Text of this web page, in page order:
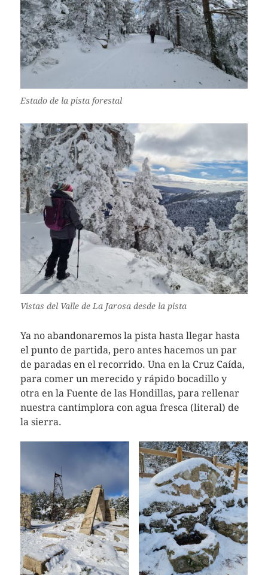
Estado de la pista forestal
Vistas del Valle de La Jarosa desde la pista
Ya no abandonaremos la pista hasta llegar hasta
el punto de partida, pero antes hacemos un par
de paradas en el recorrido. Una en la Cruz Caída,
para comer un merecido y rápido bocadillo y
otra en la Fuente de las Hondillas, para rellenar
nuestra cantimplora con agua fresca (literal) de
la sierra.